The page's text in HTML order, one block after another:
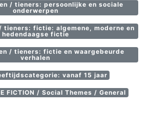
/ tieners: persoonlijke en sociale
onderwerpen
tieners: fictie: algemene, moderne en
hedendaagse fictie
/ tieners: fictie en waargebeurde
verhalen
vanaf 15 jaar
FICTION / Social Themes / General